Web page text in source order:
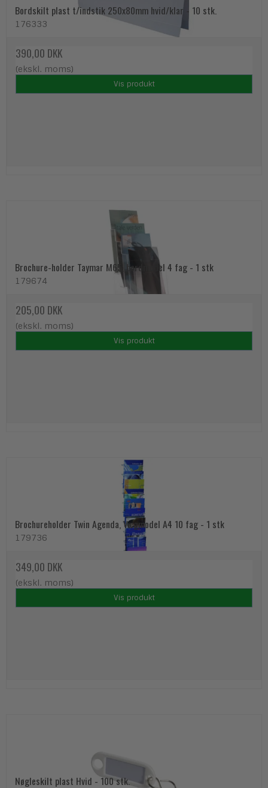
Bordskilt plast t/indstik 250x80mm hvid/klar - 10 stk.
176333
390,00 DKK
(ekskl. moms)
Vis produkt
Brochure-holder Taymar M65, bordmodel 4 fag - 1 stk
179674
205,00 DKK
(ekskl. moms)
Vis produkt
Brochureholder Twin Agenda, Vægmodel A4 10 fag - 1 stk
179736
349,00 DKK
(ekskl. moms)
Vis produkt
Nøgleskilt plast Hvid - 100 stk.